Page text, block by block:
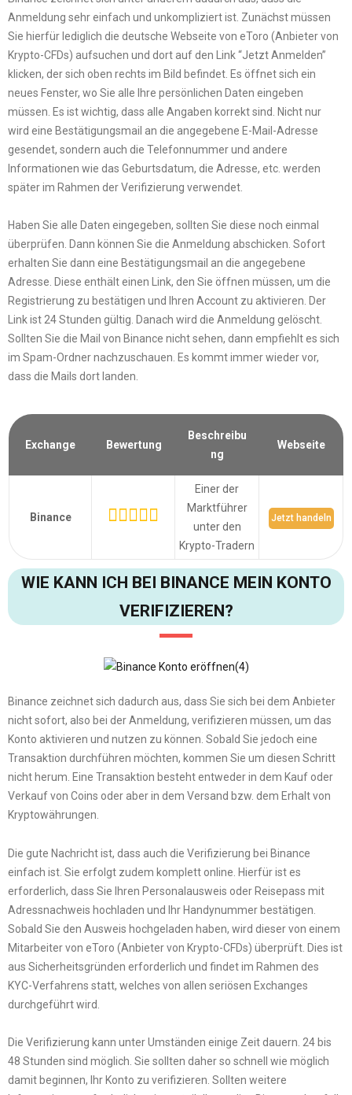
Anmeldung sehr einfach und unkompliziert ist. Zunächst müssen
Sie hierfür lediglich die deutsche Webseite von eToro (Anbieter von
Krypto-CFDs) aufsuchen und dort auf den Link “Jetzt Anmelden”
klicken, der sich oben rechts im Bild befindet. Es öffnet sich ein
neues Fenster, wo Sie alle Ihre persönlichen Daten eingeben
müssen. Es ist wichtig, dass alle Angaben korrekt sind. Nicht nur
wird eine Bestätigungsmail an die angegebene E-Mail-Adresse
gesendet, sondern auch die Telefonnummer und andere
Informationen wie das Geburtsdatum, die Adresse, etc. werden
später im Rahmen der Verifizierung verwendet.
Haben Sie alle Daten eingegeben, sollten Sie diese noch einmal
überprüfen. Dann können Sie die Anmeldung abschicken. Sofort
erhalten Sie dann eine Bestätigungsmail an die angegebene
Adresse. Diese enthält einen Link, den Sie öffnen müssen, um die
Registrierung zu bestätigen und Ihren Account zu aktivieren. Der
Link ist 24 Stunden gültig. Danach wird die Anmeldung gelöscht.
Sollten Sie die Mail von Binance nicht sehen, dann empfiehlt es sich
im Spam-Ordner nachzuschauen. Es kommt immer wieder vor,
dass die Mails dort landen.
Exchange Bewertung
Beschreibu
ng
Webseite
Binance
Einer der
Marktführer
unter den
Krypto-Tradern
Jetzt handeln
WIE KANN ICH BEI BINANCE MEIN KONTO
VERIFIZIEREN?
Binance zeichnet sich dadurch aus, dass Sie sich bei dem Anbieter
nicht sofort, also bei der Anmeldung, verifizieren müssen, um das
Konto aktivieren und nutzen zu können. Sobald Sie jedoch eine
Transaktion durchführen möchten, kommen Sie um diesen Schritt
nicht herum. Eine Transaktion besteht entweder in dem Kauf oder
Verkauf von Coins oder aber in dem Versand bzw. dem Erhalt von
Kryptowährungen.
Die gute Nachricht ist, dass auch die Verifizierung bei Binance
einfach ist. Sie erfolgt zudem komplett online. Hierfür ist es
erforderlich, dass Sie Ihren Personalausweis oder Reisepass mit
Adressnachweis hochladen und Ihr Handynummer bestätigen.
Sobald Sie den Ausweis hochgeladen haben, wird dieser von einem
Mitarbeiter von eToro (Anbieter von Krypto-CFDs) überprüft. Dies ist
aus Sicherheitsgründen erforderlich und findet im Rahmen des
KYC-Verfahrens statt, welches von allen seriösen Exchanges
durchgeführt wird.
Die Verifizierung kann unter Umständen einige Zeit dauern. 24 bis
48 Stunden sind möglich. Sie sollten daher so schnell wie möglich
damit beginnen, Ihr Konto zu verifizieren. Sollten weitere